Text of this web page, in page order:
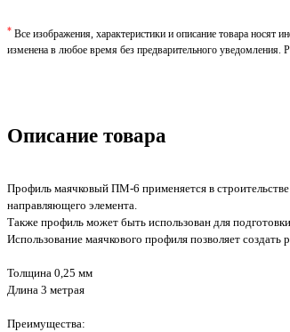
* Все изображения, характеристики и описание товара
изменена в любое время без предварительного
Описание товара
Профиль маячковый ПМ-6 применяется в
направляющего элемента.
Также профиль может быть использован для
Использование маячкового профиля позволяет
Толщина 0,25 мм
Длина 3 метрая
Преимущества: